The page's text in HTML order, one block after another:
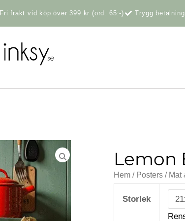
Fri frakt vid köp över 399 kr (ord. 65:-) Trygg
Lemon
Hem / Posters / Mat
Storlek
Lemon
Branch